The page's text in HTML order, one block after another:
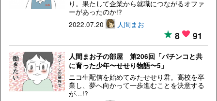
り。果たして企業から就職につながるオファ
ーがあったのか!?
2022.07.20
人間まお
8 91
人間まお子の部屋 第206回「パチンコと共
に育った少年〜せせり物語〜5」
ニコ生配信を始めてみたせせり君。高校を卒
業し、夢へ向かって一歩進むことを決意する
が…!?